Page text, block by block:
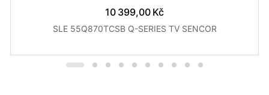
10 399,00 Kč
SLE 55Q870TCSB Q-SERIES TV SENCOR